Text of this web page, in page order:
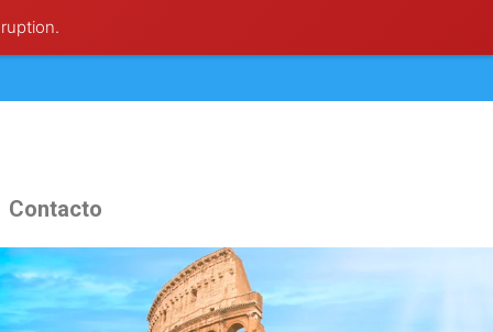
Contacto